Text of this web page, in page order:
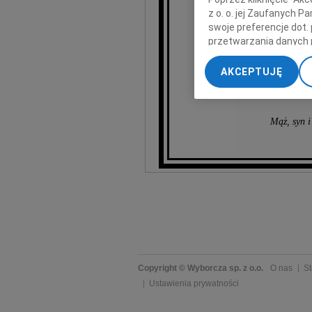
Mąż, syn
Copyright © Wyborcza sp. z o.o. O nas
Ustawienia prywatności
z o. o. jej Zaufanych
swoje preferencje dot.
przetwarzania danych
„Ustawienia
My, nasi Zaufani
dokładnych danych
Przechowywanie
treści, badnie
AKCEPTUJĘ